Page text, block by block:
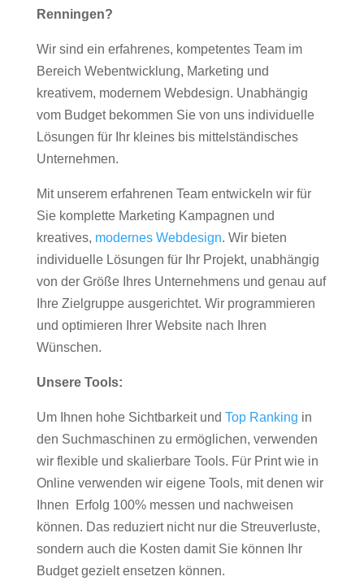
Renningen?
Wir sind ein erfahrenes, kompetentes Team im
Bereich Webentwicklung, Marketing und
kreativem, modernem Webdesign. Unabhängig
vom Budget bekommen Sie von uns individuelle
Lösungen für Ihr kleines bis mittelständisches
Unternehmen.
Mit unserem erfahrenen Team entwickeln wir für
Sie komplette Marketing Kampagnen und
kreatives, modernes Webdesign. Wir bieten
individuelle Lösungen für Ihr Projekt, unabhängig
von der Größe Ihres Unternehmens und genau auf
Ihre Zielgruppe ausgerichtet. Wir programmieren
und optimieren Ihrer Website nach Ihren
Wünschen.
Unsere Tools:
Um Ihnen hohe Sichtbarkeit und Top Ranking in
den Suchmaschinen zu ermöglichen, verwenden
wir flexible und skalierbare Tools. Für Print wie in
Online verwenden wir eigene Tools, mit denen wir
Ihnen Erfolg 100% messen und nachweisen
können. Das reduziert nicht nur die Streuverluste,
sondern auch die Kosten damit Sie können Ihr
Budget gezielt ensetzen können.